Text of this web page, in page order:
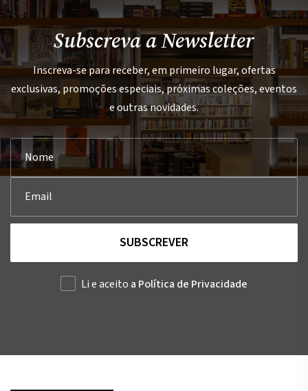
Subscreva a Newsletter
Inscreva-se para receber, em primeiro lugar, ofertas
exclusivas, promoções especiais, próximas coleções, eventos
e outras novidades.
SUBSCREVER
Li e aceito a Política de Privacidade